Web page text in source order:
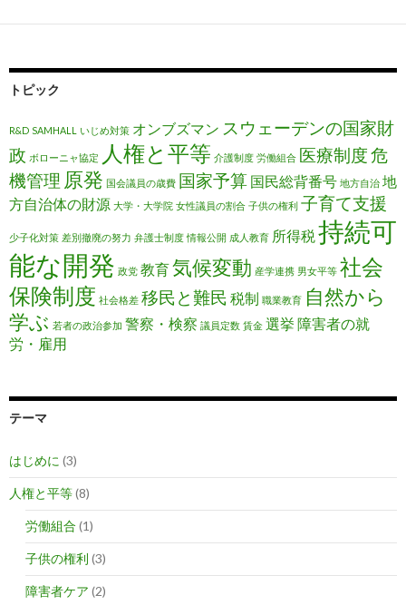
トピック
R&D SAMHALL いじめ対策 オンブズマン スウェーデンの国家財
政 ボローニャ協定 人権と平等 介護制度 労働組合 医療制度危
機管理 原発 国会議員の歳費 国家予算 国民総背番号 地方自治 地
方自治体の財源 大学・大学院 女性議員の割合 子供の権利 子育て支援
少子化対策 差別撤廃の努力 弁護士制度 情報公開 成人教育 所得税持続可
能な開発 政党 教育気候変動 産学連携 男女平等 社会
保険制度 社会格差 移民と難民 税制 職業教育 自然から
学ぶ 若者の政治参加 警察・検察 議員定数 賃金 選挙 障害者の就
労・雇用
テーマ
はじめに (3)
人権と平等(8)
労働組合 (1)
子供の権利 (3)
障害者ケア (2)